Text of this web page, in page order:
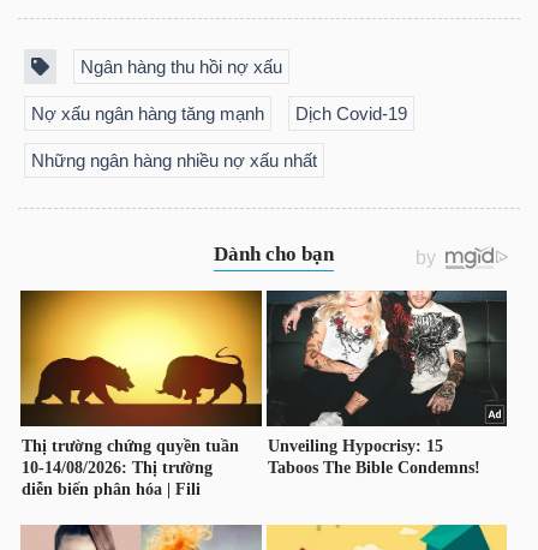
Ngân hàng thu hồi nợ xấu
Nợ xấu ngân hàng tăng mạnh Dịch Covid-19
Những ngân hàng nhiều nợ xấu nhất
DỊCH
THÔNG
ÍCH
BẤT
ĐỘNG